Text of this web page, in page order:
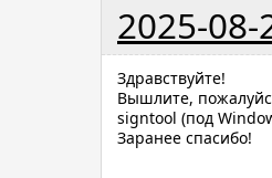
2025-08-
Здравствуйте!
Вышлите,
signtool (под
Заранее спасибо!